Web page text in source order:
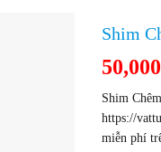
Shim
50,000
Shim
https://
miễn phí